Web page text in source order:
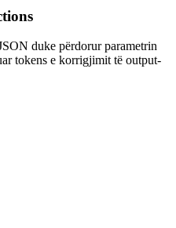
duke përdorur parametrin
tokens e korrigjimit të output-